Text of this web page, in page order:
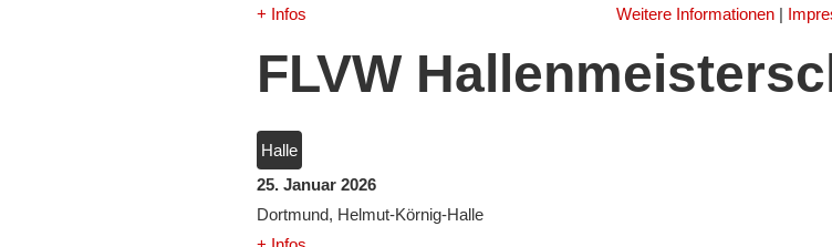
+ Infos
FLVW
Halle
25. Januar 2026
Dortmund, Helmut-Körnig-Halle
Weitere Informationen |